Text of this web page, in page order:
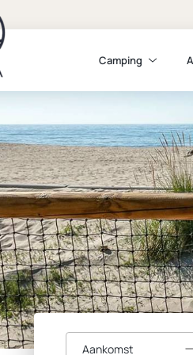
Camping
Aankomst